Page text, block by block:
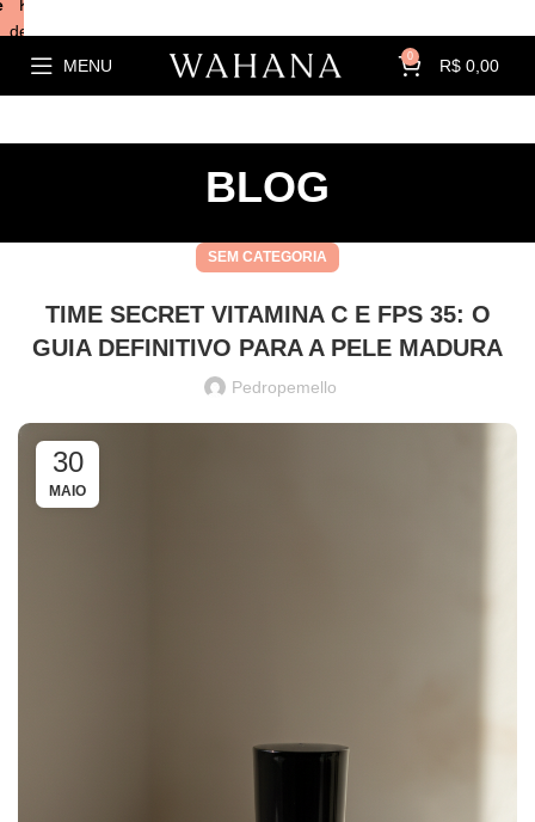
MENU 0 R$ 0,00
BLOG
SEM CATEGORIA
TIME SECRET VITAMINA C E FPS 35: O
GUIA DEFINITIVO PARA A PELE MADURA
Pedropemello
30
MAIO
Kits com
descontos!